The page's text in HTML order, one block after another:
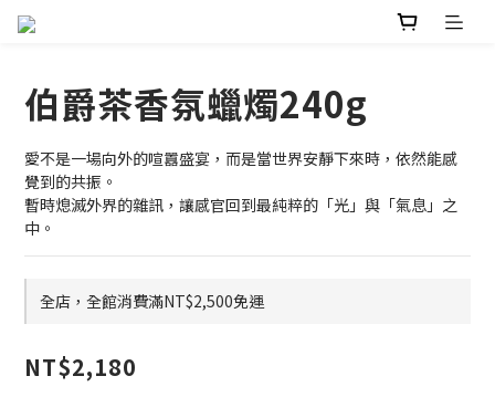
伯爵茶香氛蠟燭240g
愛不是一場向外的喧囂盛宴，而是當世界安靜下來時，依然能感
覺到的共振。
暫時熄滅外界的雜訊，讓感官回到最純粹的「光」與「氣息」之
中。
全店，全館消費滿NT$2,500免運
NT$2,180